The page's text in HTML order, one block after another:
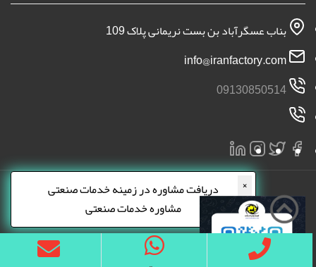
×
دریافت مشاوره در زمینه خدمات صنعتی
مشاوره خدمات صنعتی
بناب عسگرآباد بن بست نریمانی پلاک 109
09130850514